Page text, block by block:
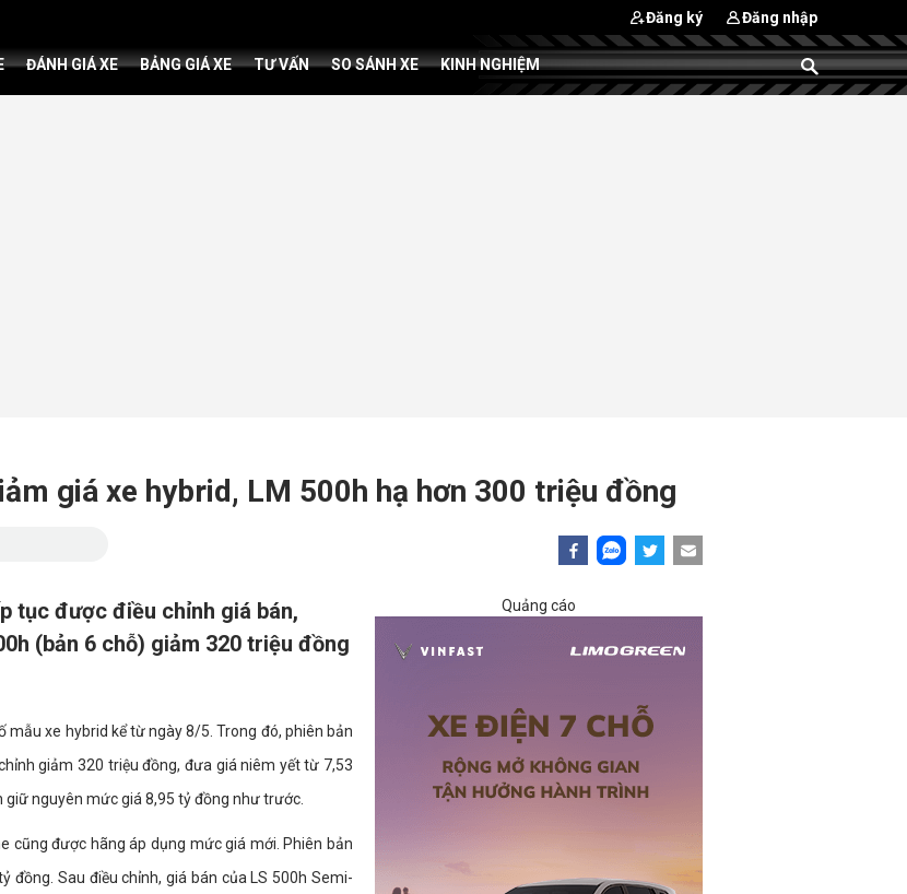
Đăng ký Đăng nhập
ĐÁNH GIÁ XE BẢNG GIÁ XE TƯ VẤN SO SÁNH XE KINH NGHIỆM
giá xe hybrid, LM 500h hạ hơn 300 triệu đồng
tục được điều chỉnh giá bán,
(bản 6 chỗ) giảm 320 triệu đồng
mẫu xe hybrid kể từ ngày 8/5. Trong đó, phiên bản
giảm 320 triệu đồng, đưa giá niêm yết từ 7,53
nguyên mức giá 8,95 tỷ đồng như trước.
cũng được hãng áp dụng mức giá mới. Phiên bản
đồng. Sau điều chỉnh, giá bán của LS 500h Semi-
Quảng cáo